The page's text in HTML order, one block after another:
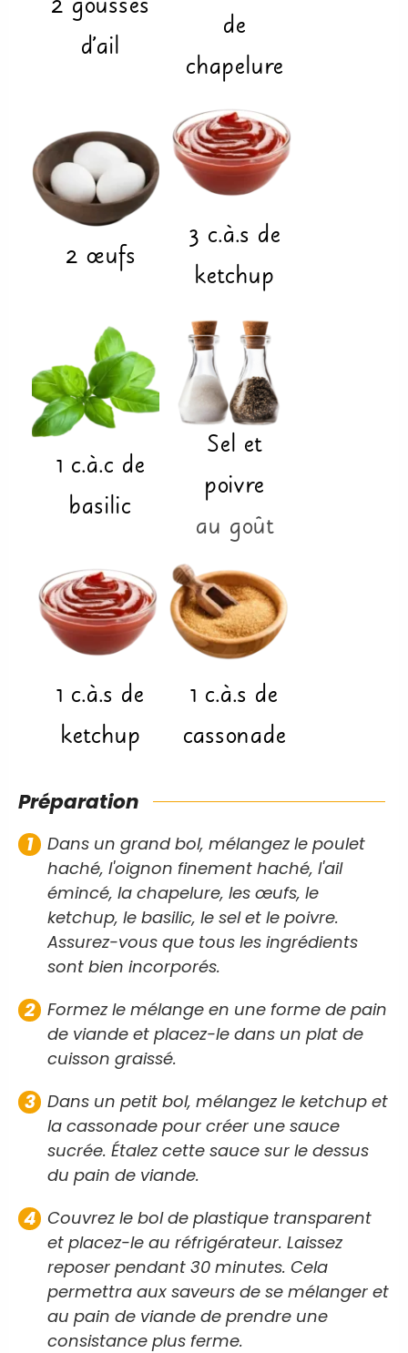
2 gousses
d'ail
de
chapelure
2 œufs
3 c.à.s de
ketchup
1 c.à.c de
basilic
Sel et
poivre
au goût
1 c.à.s de
ketchup
1 c.à.s de
cassonade
Préparation
Dans un grand bol, mélangez le poulet
haché, l'oignon finement haché, l'ail
émincé, la chapelure, les œufs, le
ketchup, le basilic, le sel et le poivre.
Assurez-vous que tous les ingrédients
sont bien incorporés.
Formez le mélange en une forme de pain
de viande et placez-le dans un plat de
cuisson graissé.
Dans un petit bol, mélangez le ketchup et
la cassonade pour créer une sauce
sucrée. Étalez cette sauce sur le dessus
du pain de viande.
Couvrez le bol de plastique transparent
et placez-le au réfrigérateur. Laissez
reposer pendant 30 minutes. Cela
permettra aux saveurs de se mélanger et
au pain de viande de prendre une
consistance plus ferme.